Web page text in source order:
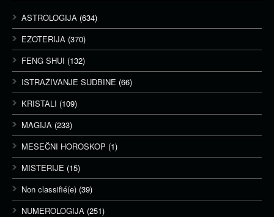
ASTROLOGIJA (634)
EZOTERIJA (370)
FENG SHUI (132)
ISTRAŽIVANJE SUDBINE (66)
KRISTALI (109)
MAGIJA (233)
MESEČNI HOROSKOP (1)
MISTERIJE (15)
Non classifié(e) (39)
NUMEROLOGIJA (251)